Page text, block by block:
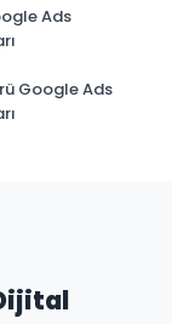
Ads
Google Ads